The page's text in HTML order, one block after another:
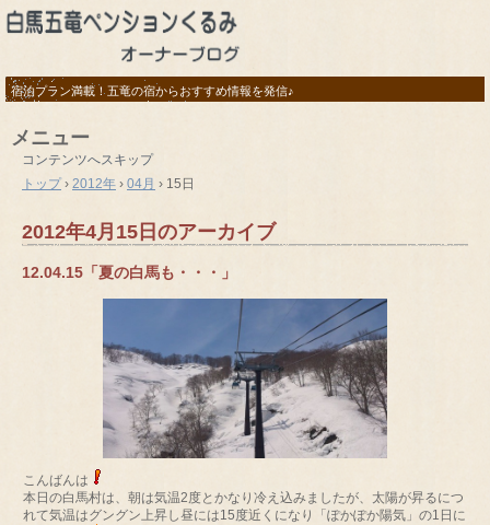
宿泊プラン満載！五竜の宿からおすすめ情報を発信♪
メニュー
コンテンツへスキップ
トップ › 2012年 › 04月 › 15日
2012年4月15日 のアーカイブ
12.04.15「夏の白馬も・・・」
こんばんは
本日の白馬村は、朝は気温2度とかなり冷え込みましたが、太陽が昇るにつ
れて気温はグングン上昇し昼には15度近くになり「ぽかぽか陽気」の1日に